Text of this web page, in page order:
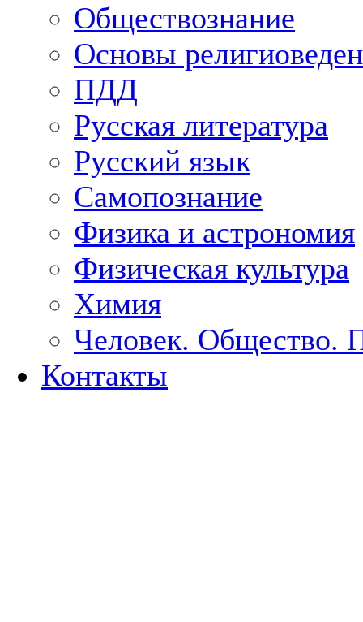
Обществознание
Основы
ПДД
Русская литература
Русский язык
Самопознание
Физика и астрономия
Физическая культура
Химия
Человек. Общество.
Контакты